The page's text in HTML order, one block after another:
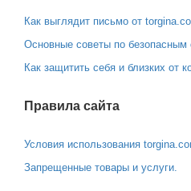
Как выглядит письмо от
Основные советы по безопасным
Как защитить себя и близких от
Правила сайта
Условия использования
Запрещенные товары и услуги.